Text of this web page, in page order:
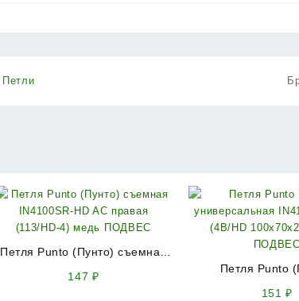
Петли
Петля Punto (Пунто) съемная
147 ₽
Петля Punto
151₽